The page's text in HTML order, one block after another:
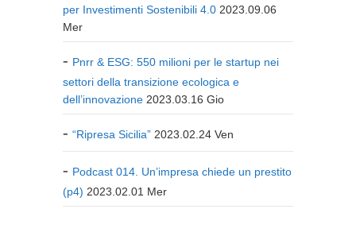
per Investimenti Sostenibili 4.0 2023.09.06
Mer
Pnrr & ESG: 550 milioni per le startup nei
settori della transizione ecologica e
dell’innovazione 2023.03.16 Gio
“Ripresa Sicilia” 2023.02.24 Ven
Podcast 014. Un’impresa chiede un prestito
(p4) 2023.02.01 Mer